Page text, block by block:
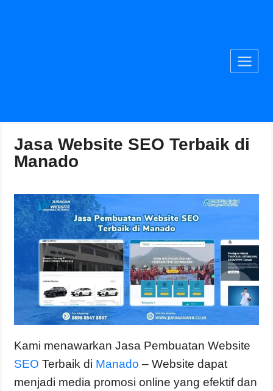
Jasa Website SEO Terbaik di
Manado
Kami menawarkan Jasa Pembuatan Website
SEO Terbaik di Manado – Website dapat
menjadi media promosi online yang efektif dan